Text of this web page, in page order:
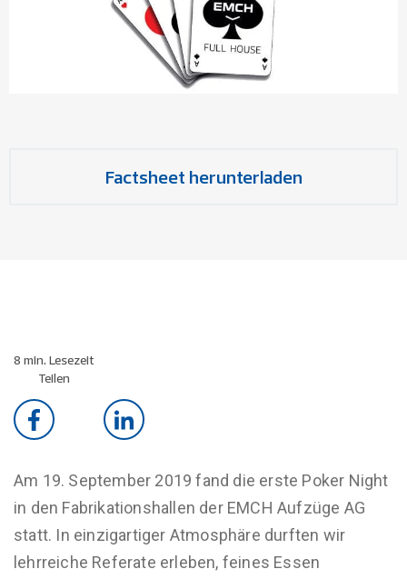
Factsheet herunterladen
8 min. Lesezeit
Teilen
Am 19. September 2019 fand die erste Poker Night
in den Fabrikationshallen der EMCH Aufzüge AG
statt. In einzigartiger Atmosphäre durften wir
lehrreiche Referate erleben, feines Essen